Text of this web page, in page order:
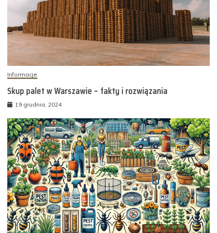
Informacje
Skup palet w Warszawie – fakty i rozwiązania
19 grudnia, 2024